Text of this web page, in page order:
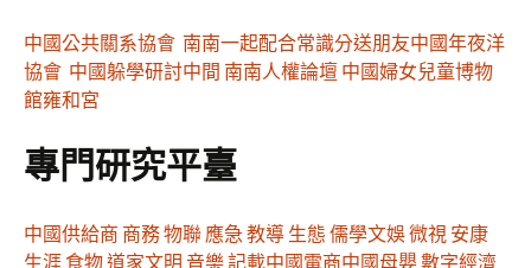
中國公共關系協會 南南一起配合常識分送朋友中國年夜洋
協會 中國躲學研討中間 南南人權論壇 中國婦女兒童博物
館雍和宮
專門研究平臺
中國供給商 商務物聯 應急教導 生態 儒學文娛微視 安康
生涯 食物道家文明 音樂記載中國電商中國母嬰數字經濟